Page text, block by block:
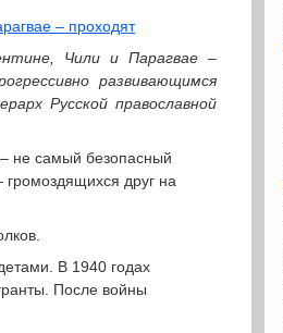
Чили и Парагвае –
развивающимся
Русской православной
не самый безопасный
друг на
В 1940 годах
После войны